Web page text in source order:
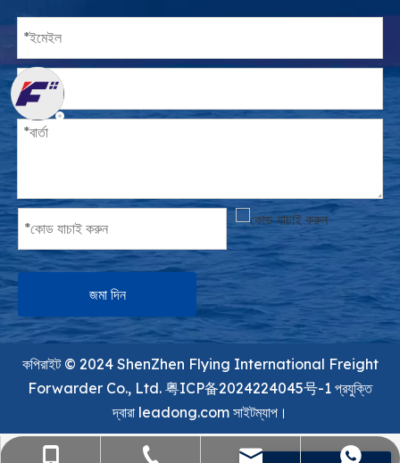
জমা দিন
+86- 15818568920
+86-755-36973380
sales@flying-trans.com
+৮৬ 13554758640
কপিরাইট ©️ 2024 ShenZhen Flying International Freight
Forwarder Co., Ltd. 粤ICP备2024224045号-1 প্রযুক্তি
দ্বারা leadong.com সাইটম্যাপ।